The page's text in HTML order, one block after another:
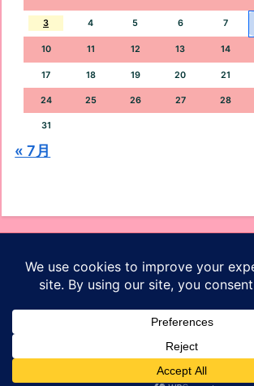
3 4 5 6 7
10 11 12 13 14
17 18 19 20 21
24 25 26 27 28
31
« 7月
オッケーブログ
プライ
サイトマップ
© 2021 オッケーブログ.